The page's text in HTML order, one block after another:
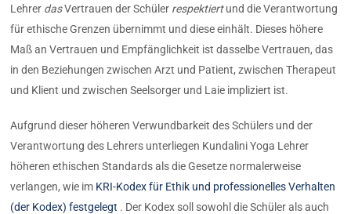
Lehrer dasVertrauen der Schüler respektiertund die Verantwortung
für ethische Grenzen übernimmt und diese einhält. Dieses höhere
Maß an Vertrauen und Empfänglichkeit ist dasselbe Vertrauen, das
in den Beziehungen zwischen Arzt und Patient, zwischen Therapeut
und Klient und zwischen Seelsorger und Laie impliziert ist.
Aufgrund dieser höheren Verwundbarkeit des Schülers und der
Verantwortung des Lehrers unterliegen Kundalini Yoga Lehrer
höheren ethischen Standards als die Gesetze normalerweise
verlangen, wie im KRI-Kodex für Ethik und professionelles Verhalten
(der Kodex) festgelegt . Der Kodex soll sowohl die Schüler als auch